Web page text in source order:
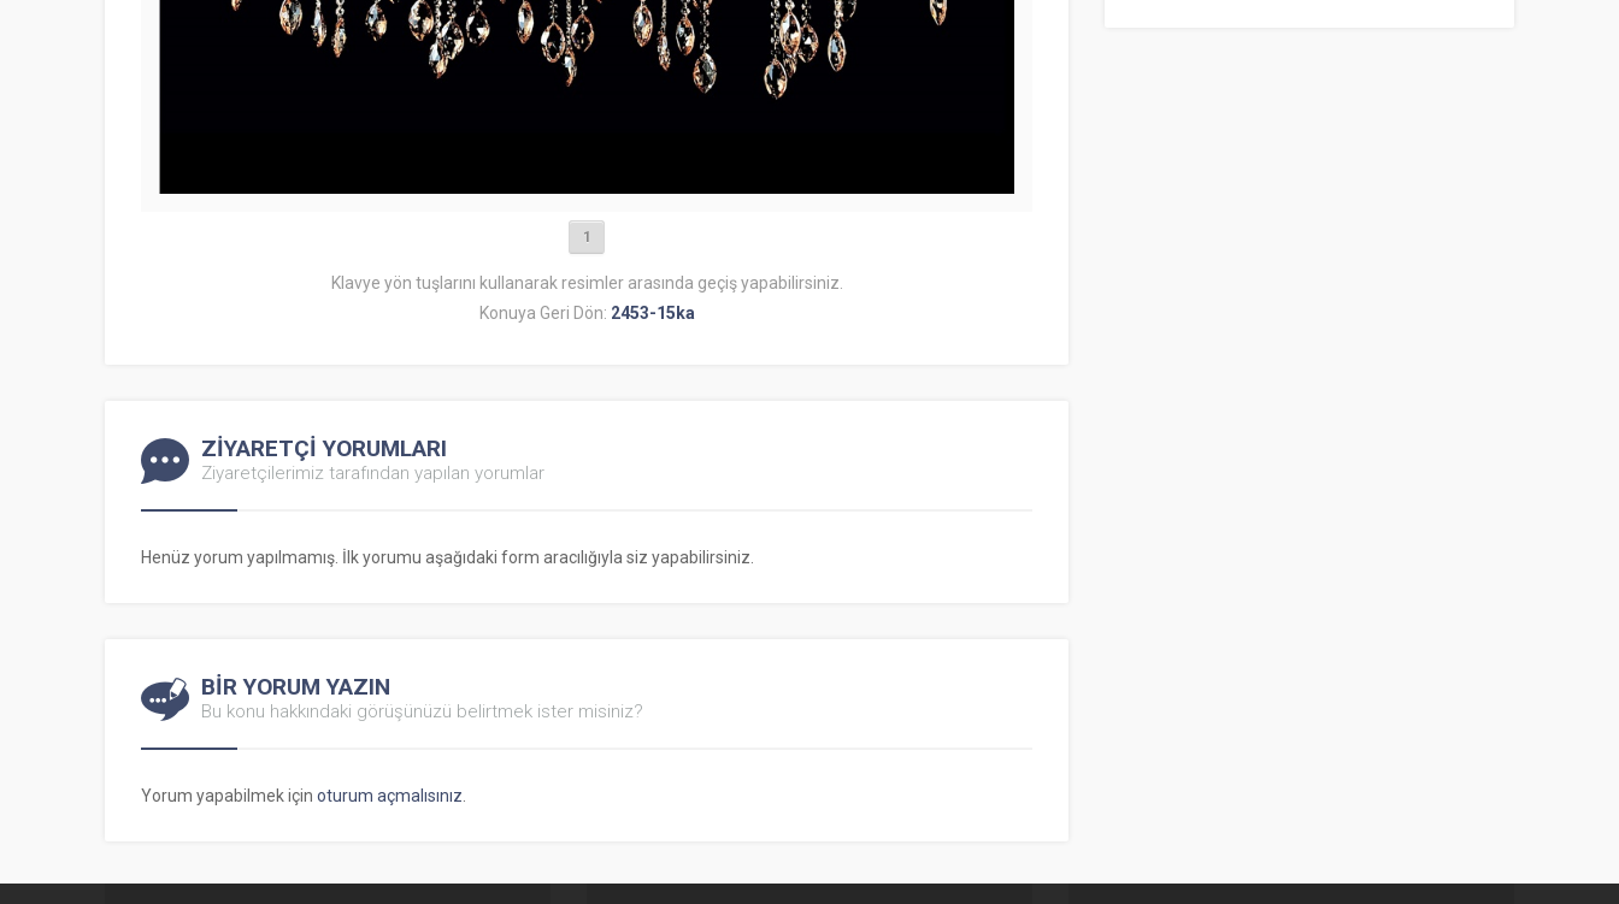
1
Klavye yön tuşlarını kullanarak resimler arasında geçiş yapabilirsiniz.
Konuya Geri Dön: 2453-15ka
ZİYARETÇİ YORUMLARI
Ziyaretçilerimiz tarafından yapılan yorumlar
Henüz yorum yapılmamış. İlk yorumu aşağıdaki form aracılığıyla siz yapabilirsiniz.
BİR YORUM YAZIN
Bu konu hakkındaki görüşünüzü belirtmek ister misiniz?
Yorum yapabilmek için oturum açmalısınız